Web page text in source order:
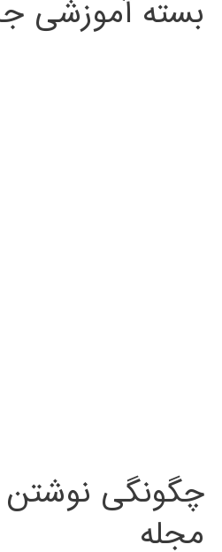
بسته آموزشی
چگونگی
مجله